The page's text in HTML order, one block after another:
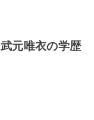
武元唯衣の学歴